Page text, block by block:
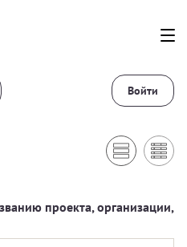
Войти
проекта, организации,